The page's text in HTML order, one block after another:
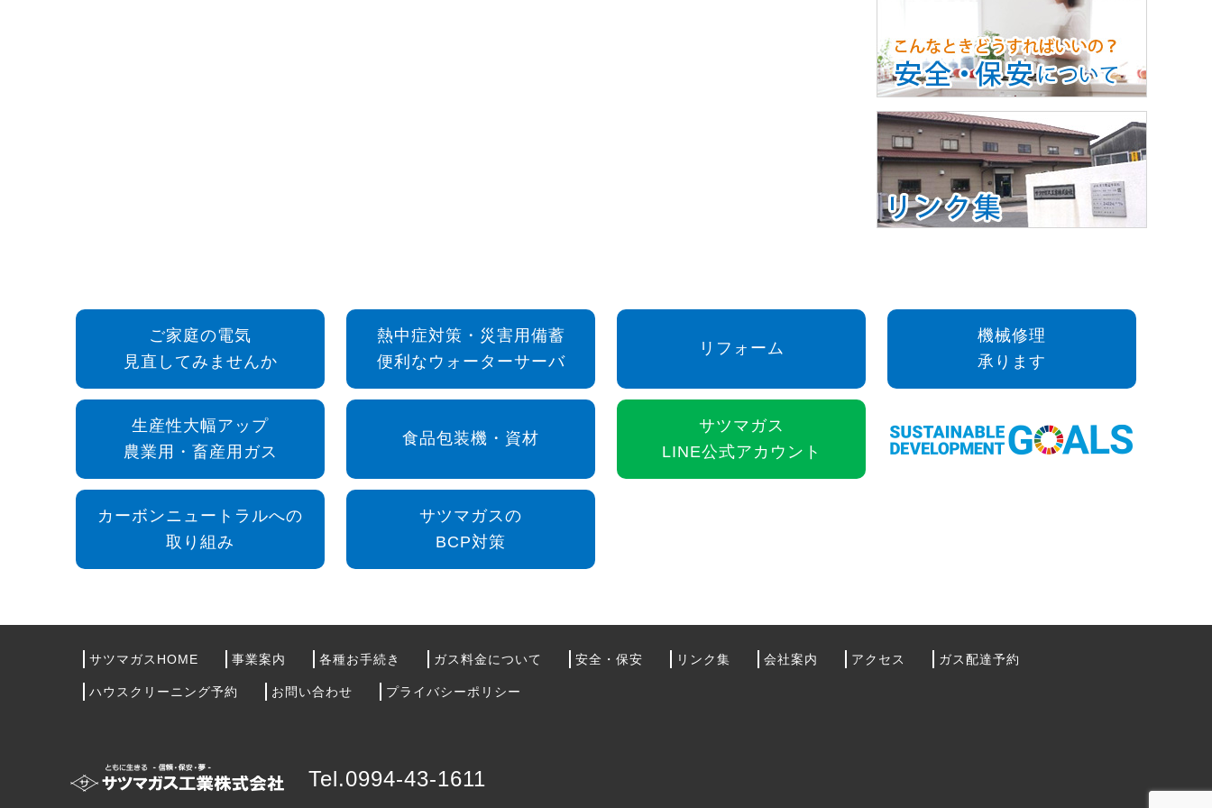
ご家庭の電気
見直してみませんか
熱中症対策・災害用備蓄
便利なウォーターサーバ
リフォーム
機械修理
承ります
生産性大幅アップ
農業用・畜産用ガス
食品包装機・資材
サツマガス
LINE公式アカウント
カーボンニュートラルへの
取り組み
サツマガスの
BCP対策
サツマガスHOME 事業案内 各種お手続き ガス料金について 安全・保安 リンク集 会社案内 アクセス ガス配達予約
ハウスクリーニング予約 お問い合わせ プライバシーポリシー
Tel.0994-43-1611